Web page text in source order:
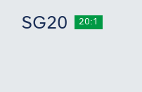
SG20 20:1